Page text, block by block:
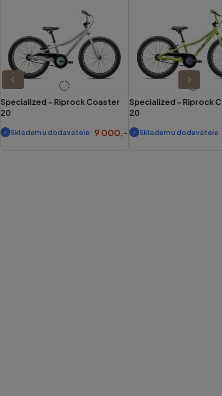
Specialized - Riprock Coaster
20
Skladem u dodavatele 9 000,-
Specialized - Riprock
20
Skladem u dodavatele